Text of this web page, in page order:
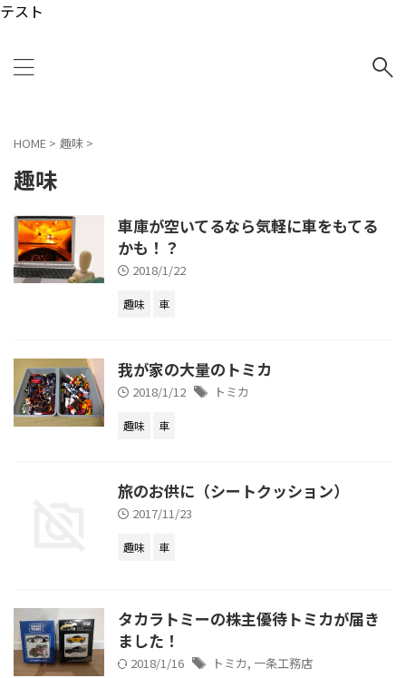
テスト
HOME > 趣味 >
趣味
車庫が空いてるなら気軽に車をもてる
かも！？
2018/1/22
趣味 車
我が家の大量のトミカ
2018/1/12 トミカ
趣味 車
旅のお供に（シートクッション）
2017/11/23
趣味 車
タカラトミーの株主優待トミカが届き
ました！
2018/1/16 トミカ, 一条工務店